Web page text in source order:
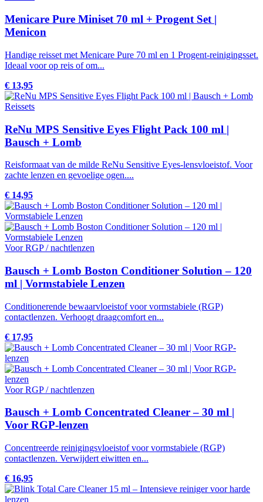
Menicare Pure Miniset 70 ml + Progent Set |
Menicon
Handige reisset met Menicare Pure 70 ml en 1 Progent-reinigingsset.
Ideaal voor op reis of om...
€ 13,95
Reissets
ReNu MPS Sensitive Eyes Flight Pack 100 ml |
Bausch + Lomb
Reisformaat van de milde ReNu Sensitive Eyes-lensvloeistof. Voor
zachte lenzen en gevoelige ogen....
€ 14,95
Voor RGP / nachtlenzen
Bausch + Lomb Boston Conditioner Solution – 120
ml | Vormstabiele Lenzen
Conditionerende bewaarvloeistof voor vormstabiele (RGP)
contactlenzen. Verhoogt draagcomfort en...
€ 17,95
Voor RGP / nachtlenzen
Bausch + Lomb Concentrated Cleaner – 30 ml |
Voor RGP-lenzen
Concentreerde reinigingsvloeistof voor vormstabiele (RGP)
contactlenzen. Verwijdert eiwitten en...
€ 16,95